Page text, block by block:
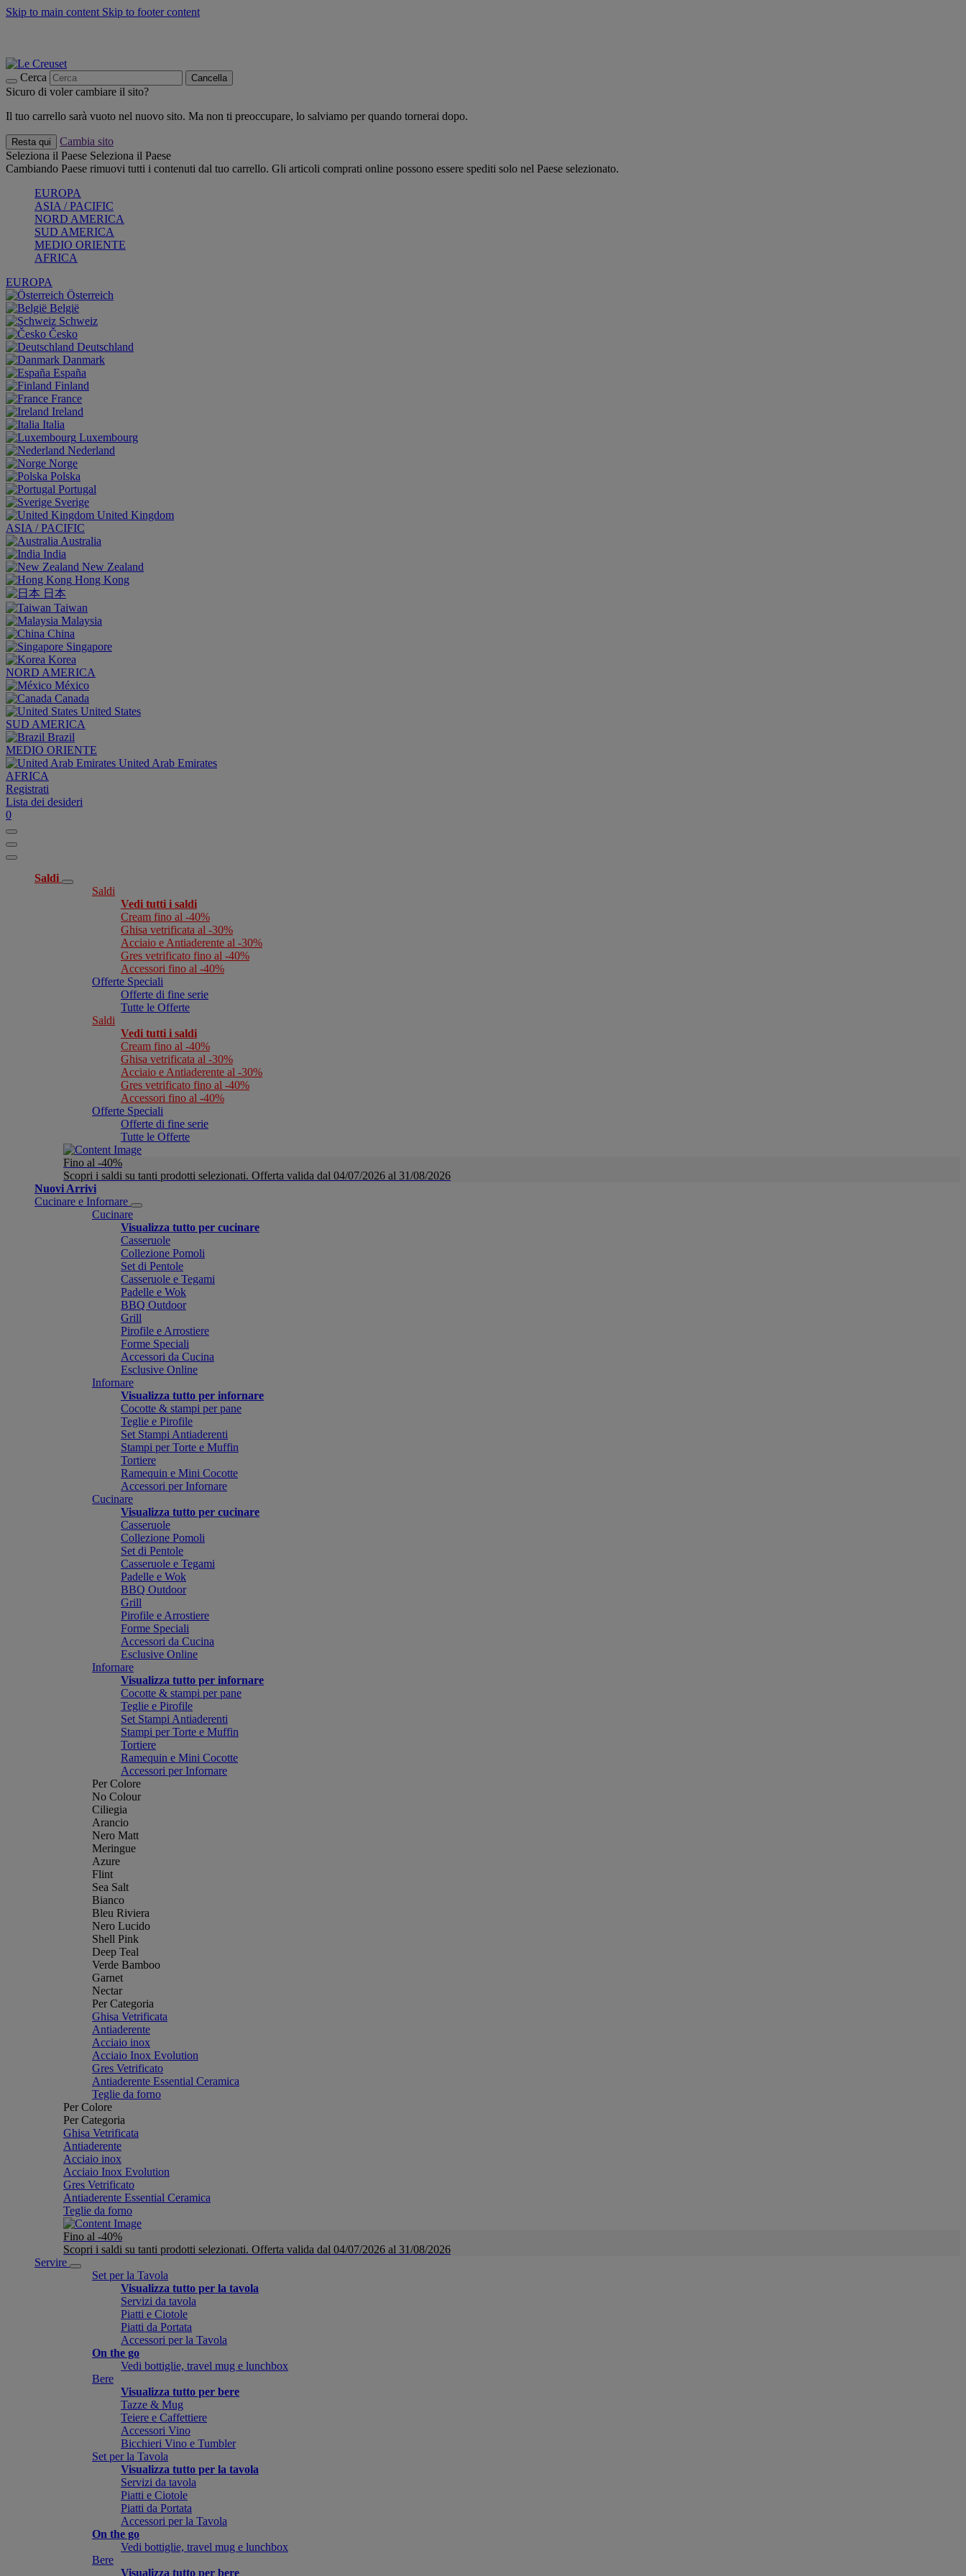
Skip to main content Skip to footer content
Cerca Cancella
Sicuro di voler cambiare il sito?
Il tuo carrello sarà vuoto nel nuovo sito. Ma non ti preoccupare, lo salviamo per quando tornerai dopo.
Resta qui
Cambia sito
Seleziona il Paese Seleziona il Paese
Cambiando Paese rimuovi tutti i contenuti dal tuo carrello. Gli articoli comprati online possono essere spediti solo nel Paese selezionato.
EUROPA
ASIA / PACIFIC
NORD AMERICA
SUD AMERICA
MEDIO ORIENTE
AFRICA
EUROPA
Österreich
België
Schweiz
Česko
Deutschland
Danmark
España
Finland
France
Ireland
Italia
Luxembourg
Nederland
Norge
Polska
Portugal
Sverige
United Kingdom
ASIA / PACIFIC
Australia
India
New Zealand
Hong Kong
日本
Taiwan
Malaysia
China
Singapore
Korea
NORD AMERICA
México
Canada
United States
SUD AMERICA
Brazil
MEDIO ORIENTE
United Arab Emirates
AFRICA
Registrati
Lista dei desideri
0
Saldi
Saldi
Vedi tutti i saldi
Cream fino al -40%
Ghisa vetrificata al -30%
Acciaio e Antiaderente al -30%
Gres vetrificato fino al -40%
Accessori fino al -40%
Offerte Speciali
Offerte di fine serie
Tutte le Offerte
Saldi
Vedi tutti i saldi
Cream fino al -40%
Ghisa vetrificata al -30%
Acciaio e Antiaderente al -30%
Gres vetrificato fino al -40%
Accessori fino al -40%
Offerte Speciali
Offerte di fine serie
Tutte le Offerte
Fino al -40%
Scopri i saldi su tanti prodotti selezionati. Offerta valida dal 04/07/2026 al 31/08/2026
Nuovi Arrivi
Cucinare e Infornare
Cucinare
Visualizza tutto per cucinare
Casseruole
Collezione Pomoli
Set di Pentole
Casseruole e Tegami
Padelle e Wok
BBQ Outdoor
Grill
Pirofile e Arrostiere
Forme Speciali
Accessori da Cucina
Esclusive Online
Infornare
Visualizza tutto per infornare
Cocotte & stampi per pane
Teglie e Pirofile
Set Stampi Antiaderenti
Stampi per Torte e Muffin
Tortiere
Ramequin e Mini Cocotte
Accessori per Infornare
Cucinare
Visualizza tutto per cucinare
Casseruole
Collezione Pomoli
Set di Pentole
Casseruole e Tegami
Padelle e Wok
BBQ Outdoor
Grill
Pirofile e Arrostiere
Forme Speciali
Accessori da Cucina
Esclusive Online
Infornare
Visualizza tutto per infornare
Cocotte & stampi per pane
Teglie e Pirofile
Set Stampi Antiaderenti
Stampi per Torte e Muffin
Tortiere
Ramequin e Mini Cocotte
Accessori per Infornare
Per Colore
No Colour
Ciliegia
Arancio
Nero Matt
Meringue
Azure
Flint
Sea Salt
Bianco
Bleu Riviera
Nero Lucido
Shell Pink
Deep Teal
Verde Bamboo
Garnet
Nectar
Per Categoria
Ghisa Vetrificata
Antiaderente
Acciaio inox
Acciaio Inox Evolution
Gres Vetrificato
Antiaderente Essential Ceramica
Teglie da forno
Per Colore
Per Categoria
Ghisa Vetrificata
Antiaderente
Acciaio inox
Acciaio Inox Evolution
Gres Vetrificato
Antiaderente Essential Ceramica
Teglie da forno
Fino al -40%
Scopri i saldi su tanti prodotti selezionati. Offerta valida dal 04/07/2026 al 31/08/2026
Servire
Set per la Tavola
Visualizza tutto per la tavola
Servizi da tavola
Piatti e Ciotole
Piatti da Portata
Accessori per la Tavola
On the go
Vedi bottiglie, travel mug e lunchbox
Bere
Visualizza tutto per bere
Tazze & Mug
Teiere e Caffettiere
Accessori Vino
Bicchieri Vino e Tumbler
Set per la Tavola
Visualizza tutto per la tavola
Servizi da tavola
Piatti e Ciotole
Piatti da Portata
Accessori per la Tavola
On the go
Vedi bottiglie, travel mug e lunchbox
Bere
Visualizza tutto per bere